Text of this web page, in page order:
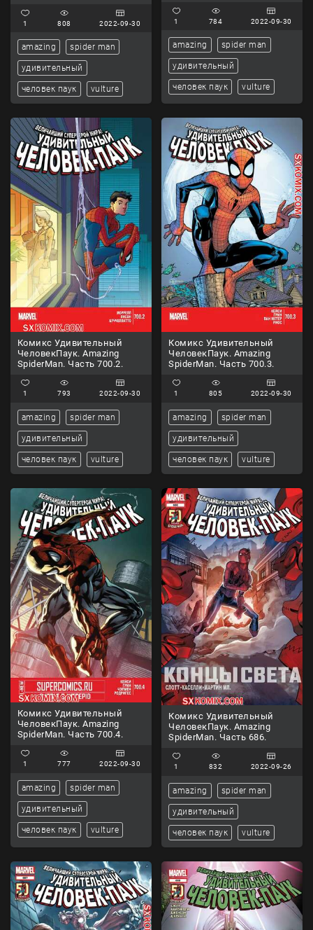
1 808 2022-09-30
amazing spider man
удивительный
человек паук vulture
1 784 2022-09-30
amazing spider man
удивительный
человек паук vulture
Комикс Удивительный
ЧеловекПаук. Amazing
SpiderMan. Часть 700.2.
1 793 2022-09-30
amazing spider man
удивительный
человек паук vulture
Комикс Удивительный
ЧеловекПаук. Amazing
SpiderMan. Часть 700.3.
1 805 2022-09-30
amazing spider man
удивительный
человек паук vulture
Комикс Удивительный
ЧеловекПаук. Amazing
SpiderMan. Часть 700.4.
1 777 2022-09-30
amazing spider man
удивительный
человек паук vulture
Комикс Удивительный
ЧеловекПаук. Amazing
SpiderMan. Часть 686.
1 832 2022-09-26
amazing spider man
удивительный
человек паук vulture